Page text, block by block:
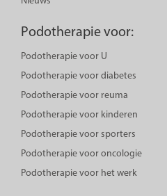
Podotherapie voor:
Podotherapie voor U
Podotherapie voor diabetes
Podotherapie voor reuma
Podotherapie voor kinderen
Podotherapie voor sporters
Podotherapie voor oncologie
Podotherapie voor het werk